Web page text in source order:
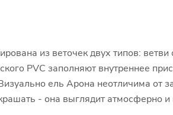
из веточек двух типов:
PVC заполняют внутреннее
ель Арона неотличима от
- она выглядит атмосферно